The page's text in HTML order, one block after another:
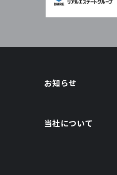
お知らせ
当社について